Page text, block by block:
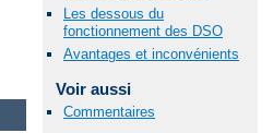
Les dessous du
fonctionnement des DSO
Avantages et inconvénients
Voir aussi
Commentaires